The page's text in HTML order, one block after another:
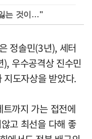
는 것이…"
정솔민(3년), 세터
우수공격상 진수민
도자상을 받았다.
까지 가는 접전에
고 최선을 다해 좋